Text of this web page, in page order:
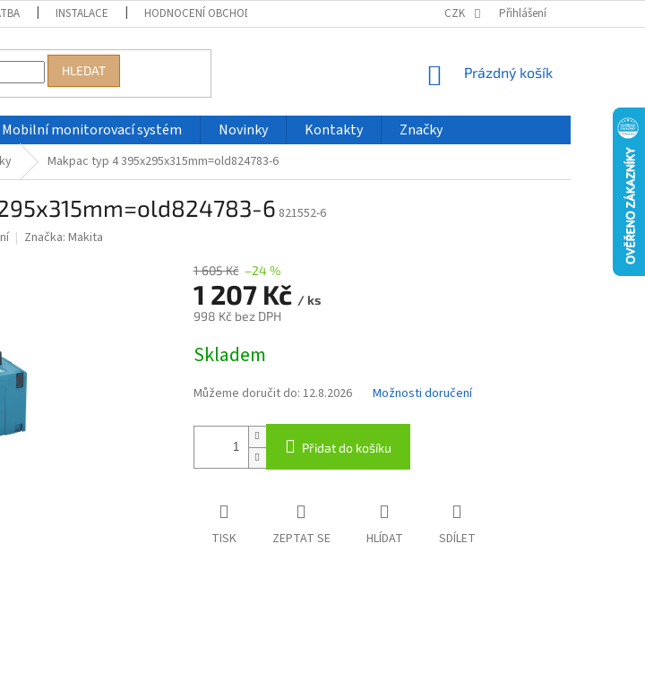
INSTALACE HODNOCENÍ OBCHODU VELKOOBCHOD ČASTO KLADENÉ DOTAZY
CZK Přihlášení
HLEDAT
NÁKUPNÍ
Prázdný košík
Mobilní monitorovací systém Novinky Kontakty Značky
Makpac typ 4 395x295x315mm=old824783-6
6 821552-6
Značka: Makita
1 605 Kč –24 %
1 207 Kč / ks
998 Kč bez DPH
cena:
Skladem
Můžeme doručit do: 12.8.2026 Možnosti doručení
Přidat do košíku
TISK ZEPTAT SE HLÍDAT SDÍLET